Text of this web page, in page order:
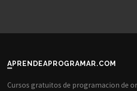
APRENDEAPROGRAMAR.COM
Cursos gratuitos de programacion de